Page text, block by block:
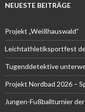
NEUESTE BEITRÄGE
Projekt „Weißhauswald“
Leichtathletiksportfest
Tugenddetektive
Projekt Nordbad 2026 –
Jungen-Fußballturnier